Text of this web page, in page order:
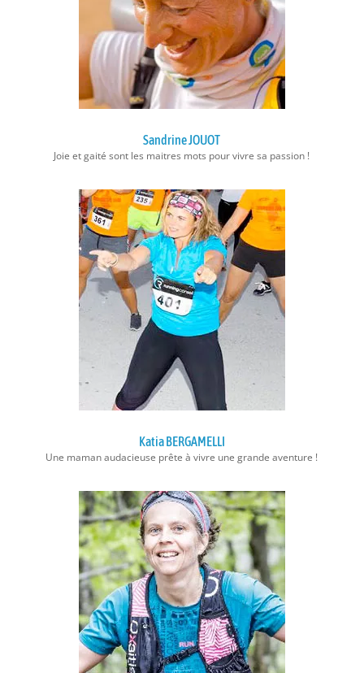
Sandrine JOUOT
Joie et gaité sont les maitres mots pour vivre sa passion !
Katia BERGAMELLI
Une maman audacieuse prête à vivre une grande aventure !